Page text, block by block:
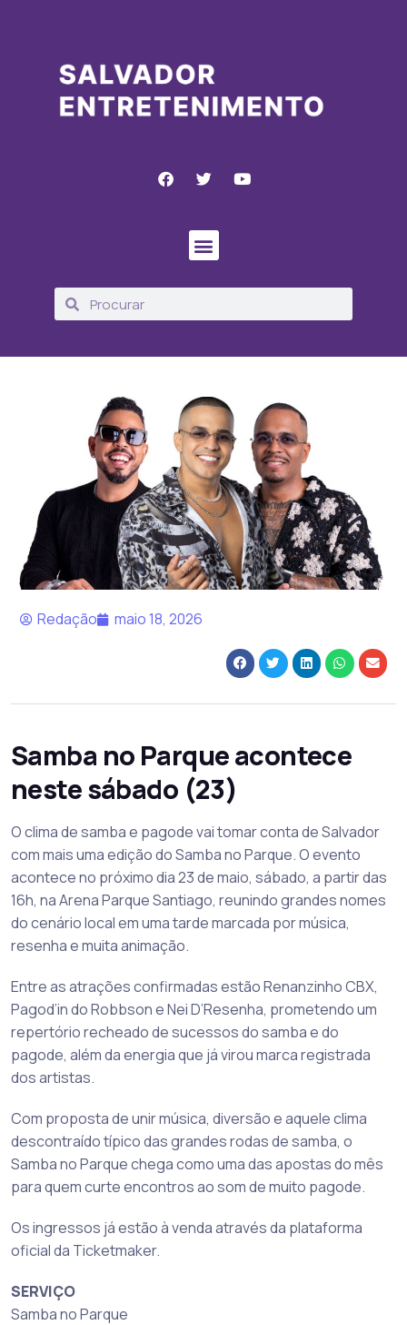
Redação maio 18, 2026
Samba no Parque acontece
neste sábado (23)
O clima de samba e pagode vai tomar conta de Salvador
com mais uma edição do Samba no Parque. O evento
acontece no próximo dia 23 de maio, sábado, a partir das
16h, na Arena Parque Santiago, reunindo grandes nomes
do cenário local em uma tarde marcada por música,
resenha e muita animação.
Entre as atrações confirmadas estão Renanzinho CBX,
Pagod’in do Robbson e Nei D’Resenha, prometendo um
repertório recheado de sucessos do samba e do
pagode, além da energia que já virou marca registrada
dos artistas.
Com proposta de unir música, diversão e aquele clima
descontraído típico das grandes rodas de samba, o
Samba no Parque chega como uma das apostas do mês
para quem curte encontros ao som de muito pagode.
Os ingressos já estão à venda através da plataforma
oficial da Ticketmaker.
SERVIÇO
Samba no Parque